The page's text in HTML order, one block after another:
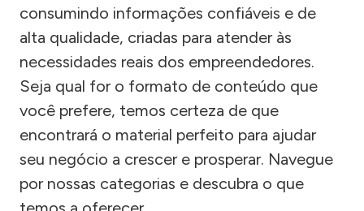
consumindo informações confiáveis e de
alta qualidade, criadas para atender às
necessidades reais dos empreendedores.
Seja qual for o formato de conteúdo que
você prefere, temos certeza de que
encontrará o material perfeito para ajudar
seu negócio a crescer e prosperar. Navegue
por nossas categorias e descubra o que